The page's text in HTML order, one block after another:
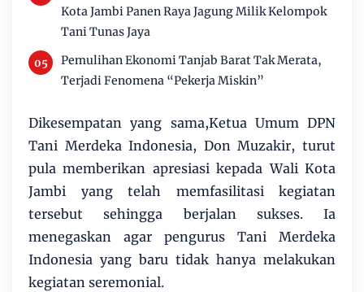
Kota Jambi Panen Raya Jagung Milik Kelompok
Tani Tunas Jaya
Pemulihan Ekonomi Tanjab Barat Tak Merata,
Terjadi Fenomena “Pekerja Miskin”
Dikesempatan yang sama,Ketua Umum DPN
Tani Merdeka Indonesia, Don Muzakir, turut
pula memberikan apresiasi kepada Wali Kota
Jambi yang telah memfasilitasi kegiatan
tersebut sehingga berjalan sukses. Ia
menegaskan agar pengurus Tani Merdeka
Indonesia yang baru tidak hanya melakukan
kegiatan seremonial.